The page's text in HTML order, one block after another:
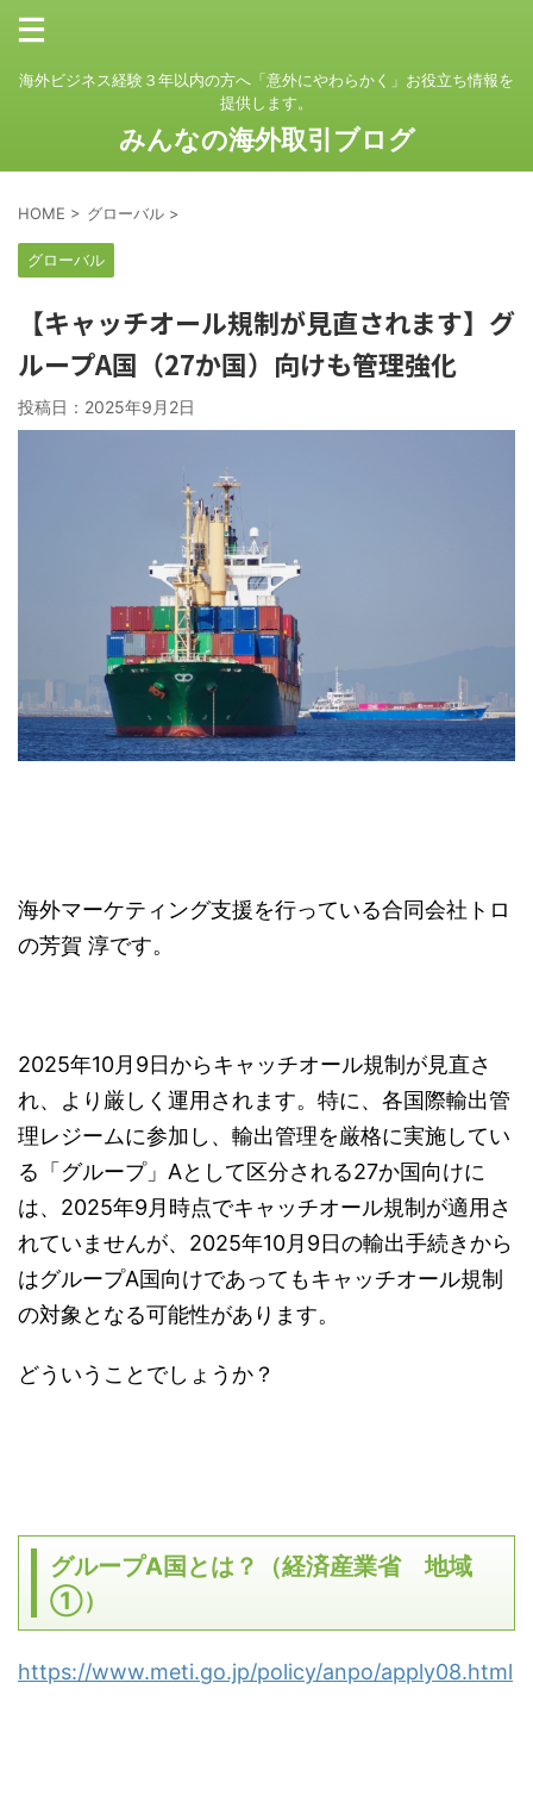
海外ビジネス経験３年以内の方へ「意外にやわらかく」お役立ち情報を
提供します。
みんなの海外取引ブログ
HOME > グローバル >
グローバル
【キャッチオール規制が見直されます】グ
ループA国（27か国）向けも管理強化
投稿日： 2025年9月2日
海外マーケティング支援を行っている合同会社トロ
の芳賀 淳です。
2025年10月 9日からキャッチオール規制が見直さ
れ、より厳しく運用されます。特に、各国際輸出管
理レジームに参加し、輸出管理を厳格に実施してい
る「グループ」 Aとして区分される27か国向けに
は、 2025年9月時点でキャッチオール規制が適用さ
れていませんが、 2025年10月 9日の輸出手続きから
はグループA国向けであってもキャッチオール規制
の対象となる可能性があります。
どういうことでしょうか？
グループA国とは？（経済産業省 地域
①）
https://www.meti.go.jp/policy/anpo/apply08.html